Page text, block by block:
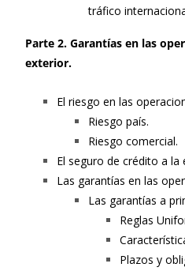
tráfico
Parte 2. Garantías en las
exterior.
El riesgo en las
Riesgo país.
Riesgo comercial.
El seguro de crédito a la
Las garantías en las
Las garantías a
Reglas
Plazos y